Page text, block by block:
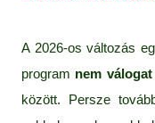
A 2026-os változás
program nem
között. Persze